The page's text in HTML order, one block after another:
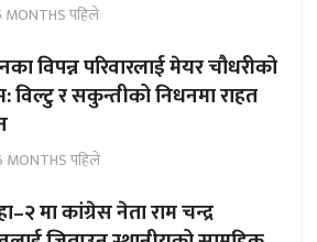
MONTHS पहिले
विपन्न परिवारलाई मेयर चौधरीको
विल्टु र सकुन्तीको निधनमा राहत
MONTHS पहिले
मा कांग्रेस नेता राम चन्द्र